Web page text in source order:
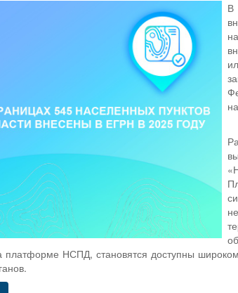
В
платформе НСПД, становятся доступны